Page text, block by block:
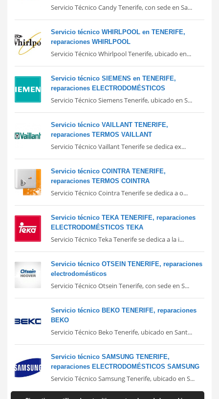
Servicio Técnico Candy Tenerife, con sede en Sa...
Servicio técnico WHIRLPOOL en TENERIFE,
reparaciones WHIRLPOOL
Servicio Técnico Whirlpool Tenerife, ubicado en...
Servicio técnico SIEMENS en TENERIFE,
reparaciones ELECTRODOMÉSTICOS
Servicio Técnico Siemens Tenerife, ubicado en S...
Servicio técnico VAILLANT TENERIFE,
reparaciones TERMOS VAILLANT
Servicio Técnico Vaillant Tenerife se dedica ex...
Servicio técnico COINTRA TENERIFE,
reparaciones TERMOS COINTRA
Servicio Técnico Cointra Tenerife se dedica a o...
Servicio técnico TEKA TENERIFE, reparaciones
ELECTRODOMÉSTICOS TEKA
Servicio Técnico Teka Tenerife se dedica a la i...
Servicio técnico OTSEIN TENERIFE, reparaciones
electrodomésticos
Servicio Técnico Otsein Tenerife, con sede en S...
Servicio técnico BEKO TENERIFE, reparaciones
BEKO
Servicio Técnico Beko Tenerife, ubicado en Sant...
Servicio técnico SAMSUNG TENERIFE,
reparaciones ELECTRODOMÉSTICOS SAMSUNG
Servicio Técnico Samsung Tenerife, ubicado en S...